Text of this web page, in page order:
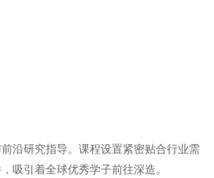
沿研究指导。课程设置紧密贴合行业需
吸引着全球优秀学子前往深造。